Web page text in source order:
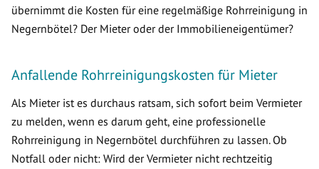
übernimmt die Kosten für eine regelmäßige Rohrreinigung in
Negernbötel? Der Mieter oder der Immobilieneigentümer?
Anfallende Rohrreinigungskosten für Mieter
Als Mieter ist es durchaus ratsam, sich sofort beim Vermieter
zu melden, wenn es darum geht, eine professionelle
Rohrreinigung in Negernbötel durchführen zu lassen. Ob
Notfall oder nicht: Wird der Vermieter nicht rechtzeitig